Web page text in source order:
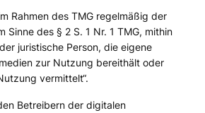
Rahmen des TMG regelmäßig der
Sinne des § 2 S. 1 Nr. 1 TMG, mithin
juristische Person, die eigene
zur Nutzung bereithält oder
vermittelt“.
Betreibern der digitalen